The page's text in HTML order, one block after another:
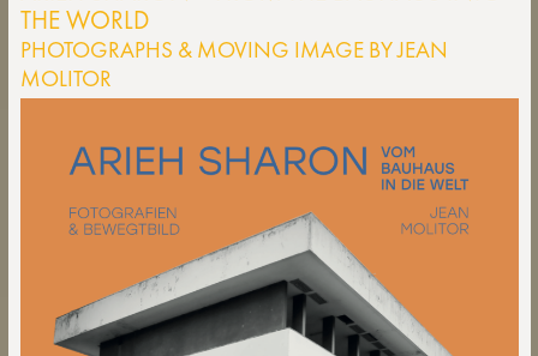
THE WORLD
PHOTOGRAPHS & MOVING IMAGE BY JEAN
MOLITOR